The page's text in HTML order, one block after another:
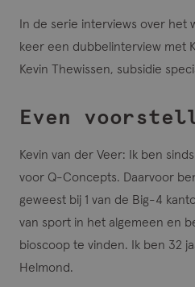
In de serie interviews over het
keer een dubbelinterview met
Kevin Thewissen, subsidie
Even
Kevin van der Veer: Ik ben
voor Q-Concepts. Daarvoor
geweest bij 1 van de Big-4
van sport in het algemeen en
bioscoop te vinden. Ik ben 32
Helmond.